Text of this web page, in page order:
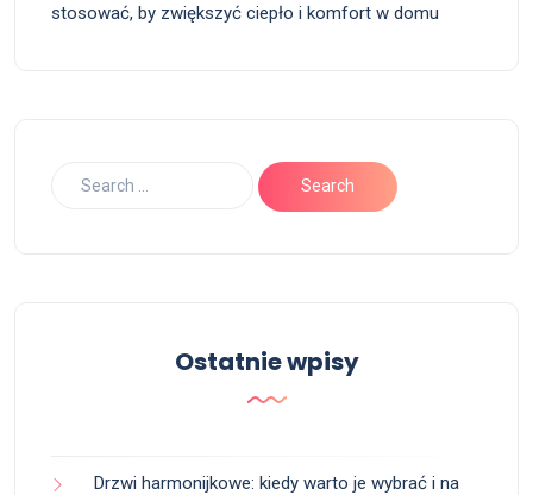
stosować, by zwiększyć ciepło i komfort w domu
Ostatnie wpisy
Drzwi harmonijkowe: kiedy warto je wybrać i na